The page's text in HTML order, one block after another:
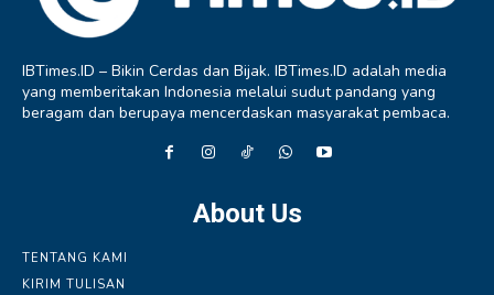
IBTimes.ID – Bikin Cerdas dan Bijak. IBTimes.ID adalah media
yang memberitakan Indonesia melalui sudut pandang yang
beragam dan berupaya mencerdaskan masyarakat pembaca.
About Us
TENTANG KAMI
KIRIM TULISAN